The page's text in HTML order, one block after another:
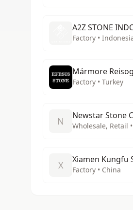
A2Z STONE
Factory •
Mármore
Factory • Turkey
N Newstar Stone
Wholesale, Retail
X Xiamen Kungfu
Factory • China